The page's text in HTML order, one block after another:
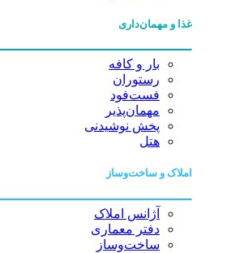
غذا و مهمان‌داری
بار و کافه
رستوران
فست‌فود
مهمان‌پذیر
پخش نوشیدنی
هتل
املاک و ساخت‌وساز
آژانس املاک
دفتر معماری
ساخت‌وساز